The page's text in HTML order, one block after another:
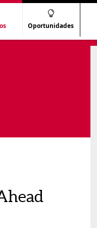
Oportunidades